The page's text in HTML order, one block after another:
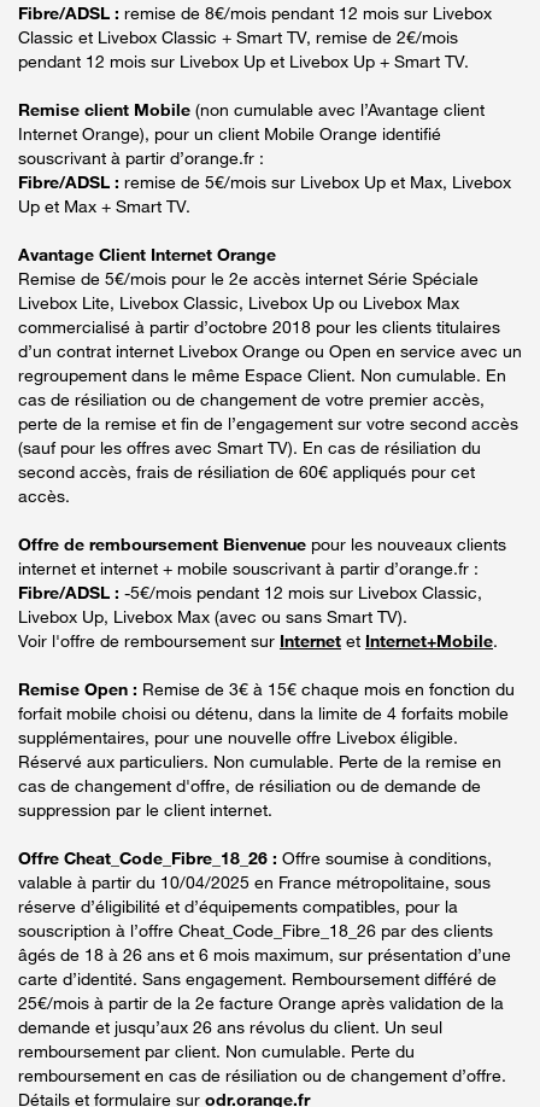
Fibre/ADSL : remise de 8€/mois pendant 12 mois sur Livebox
Classic et Livebox Classic + Smart TV, remise de 2€/mois
pendant 12 mois sur Livebox Up et Livebox Up + Smart TV.
Remise client Mobile (non cumulable avec l’Avantage client
Internet Orange), pour un client Mobile Orange identifié
souscrivant à partir d’orange.fr :
Fibre/ADSL : remise de 5€/mois sur Livebox Up et Max, Livebox
Up et Max + Smart TV.
Avantage Client Internet Orange
Remise de 5€/mois pour le 2e accès internet Série Spéciale
Livebox Lite, Livebox Classic, Livebox Up ou Livebox Max
commercialisé à partir d’octobre 2018 pour les clients titulaires
d’un contrat internet Livebox Orange ou Open en service avec un
regroupement dans le même Espace Client. Non cumulable. En
cas de résiliation ou de changement de votre premier accès,
perte de la remise et fin de l’engagement sur votre second accès
(sauf pour les offres avec Smart TV). En cas de résiliation du
second accès, frais de résiliation de 60€ appliqués pour cet
accès.
Offre de remboursement Bienvenue pour les nouveaux clients
internet et internet + mobile souscrivant à partir d’orange.fr :
Fibre/ADSL : -5€/mois pendant 12 mois sur Livebox Classic,
Livebox Up, Livebox Max (avec ou sans Smart TV).
Voir l'offre de remboursement sur Internet et Internet+Mobile.
Remise Open : Remise de 3€ à 15€ chaque mois en fonction du
forfait mobile choisi ou détenu, dans la limite de 4 forfaits mobile
supplémentaires, pour une nouvelle offre Livebox éligible.
Réservé aux particuliers. Non cumulable. Perte de la remise en
cas de changement d'offre, de résiliation ou de demande de
suppression par le client internet.
Offre Cheat_Code_Fibre_18_26 : Offre soumise à conditions,
valable à partir du 10/04/2025 en France métropolitaine, sous
réserve d’éligibilité et d’équipements compatibles, pour la
souscription à l’offre Cheat_Code_Fibre_18_26 par des clients
âgés de 18 à 26 ans et 6 mois maximum, sur présentation d’une
carte d’identité. Sans engagement. Remboursement différé de
25€/mois à partir de la 2e facture Orange après validation de la
demande et jusqu’aux 26 ans révolus du client. Un seul
remboursement par client. Non cumulable. Perte du
remboursement en cas de résiliation ou de changement d’offre.
Détails et formulaire sur odr.orange.fr